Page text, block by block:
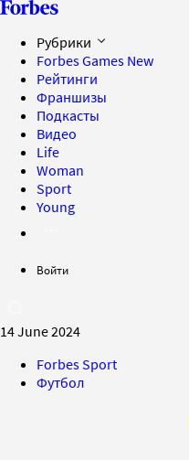
Рубрики
Forbes Games New
Рейтинги
Франшизы
Подкасты
Видео
Life
Woman
Sport
Young
Войти
14 June 2024
Forbes Sport
Футбол